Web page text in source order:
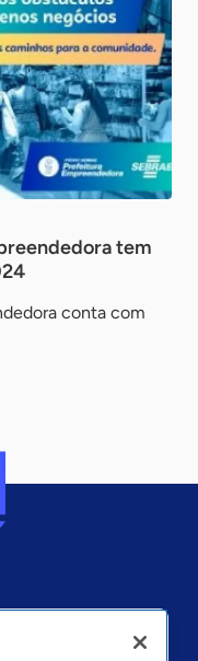
tem
conta com